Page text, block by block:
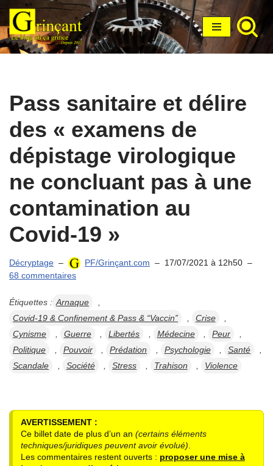
Aller
au
Pass sanitaire et délire
des « examens de
dépistage virologique
ne concluant pas à une
contamination au
Covid-19 »
Décryptage PF/Grinçant.com
17/07/2021 à 12h50
68 commentaires
Étiquettes : Arnaque
Covid-19 & Confinement & Pass & “Vaccin”
Crise
Cynisme
Guerre Libertés Médecine Peur
Politique
Pouvoir Prédation Psychologie Santé
Scandale
Société Stress Trahison Violence
AVERTISSEMENT :
Ce billet date de plus d’un an (certains éléments
techniques/juridiques peuvent avoir évolué)
Les commentaires restent ouverts : proposer une mise à